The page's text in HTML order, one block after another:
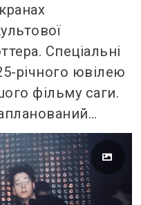
Спеціальні
річного ювілею
фільму саги.